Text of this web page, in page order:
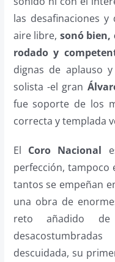
las desafinaciones
aire libre, sonó bien,
rodado y
dignas de aplauso
solista -el gran
fue soporte de los
correcta y templada
El Coro Nacional
perfección,
tantos se empeñan
una obra de
reto añadido
descuidada, su